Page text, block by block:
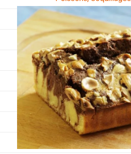
Régime
Sans
Sans
Sans sel
Sauces et
Viandes